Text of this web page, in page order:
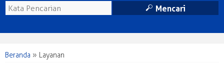
M Mencari
Beranda » Layanan